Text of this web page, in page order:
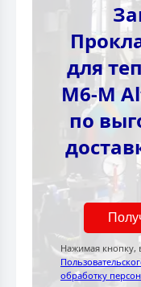
для
M6-M
по
Нажимая кнопку,
обработку